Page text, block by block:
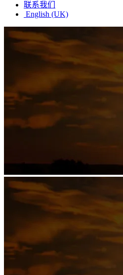
联系我们
English (UK)